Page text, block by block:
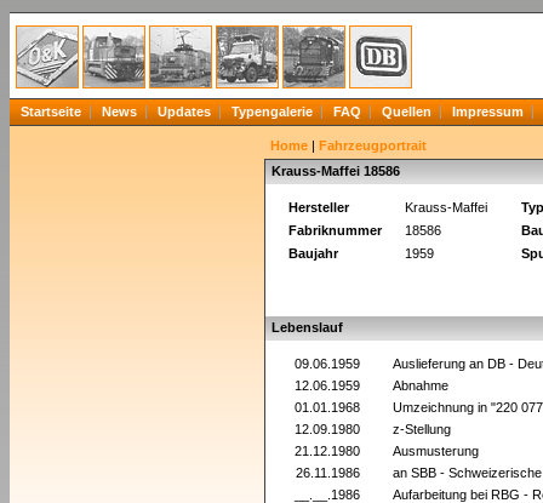
Startseite News Updates Typengalerie FAQ Quellen Impressum
Home | Fahrzeugportrait
Krauss-Maffei 18586
Hersteller Krauss-Maffei
Typ
Fabriknummer
18586
Baujahr
1959
Lebenslauf
09.06.1959
Auslieferung an DB -
12.06.1959
Abnahme
01.01.1968
Umzeichnung in "220
12.09.1980
z-Stellung
21.12.1980
Ausmusterung
26.11.1986
an SBB -
__.__.1986
Aufarbeitung bei RBG -